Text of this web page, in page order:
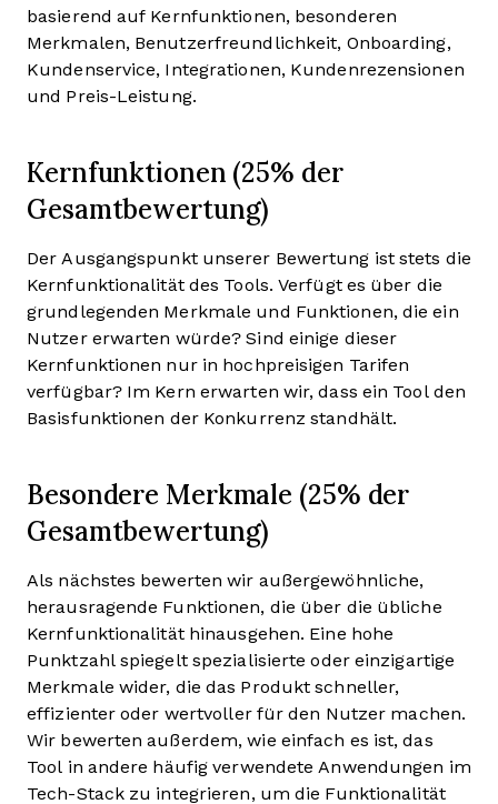
basierend auf Kernfunktionen, besonderen
Merkmalen, Benutzerfreundlichkeit, Onboarding,
Kundenservice, Integrationen, Kundenrezensionen
und Preis-Leistung.
Kernfunktionen (25% der
Gesamtbewertung)
Der Ausgangspunkt unserer Bewertung ist stets die
Kernfunktionalität des Tools. Verfügt es über die
grundlegenden Merkmale und Funktionen, die ein
Nutzer erwarten würde? Sind einige dieser
Kernfunktionen nur in hochpreisigen Tarifen
verfügbar? Im Kern erwarten wir, dass ein Tool den
Basisfunktionen der Konkurrenz standhält.
Besondere Merkmale (25% der
Gesamtbewertung)
Als nächstes bewerten wir außergewöhnliche,
herausragende Funktionen, die über die übliche
Kernfunktionalität hinausgehen. Eine hohe
Punktzahl spiegelt spezialisierte oder einzigartige
Merkmale wider, die das Produkt schneller,
effizienter oder wertvoller für den Nutzer machen.
Wir bewerten außerdem, wie einfach es ist, das
Tool in andere häufig verwendete Anwendungen im
Tech-Stack zu integrieren, um die Funktionalität